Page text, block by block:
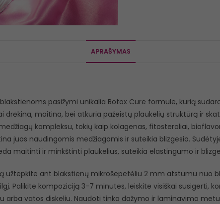
APRAŠYMAS
pasižymi unikalia Botox Cure formule, kurią
drėkina, maitina, bei atkuria pažeistų plaukelių struktūrą ir
kompleksu, tokių kaip kolagenas, fitosteroliai,
juos naudingomis medžiagomis ir suteikia blizgesio.
maitinti ir minkštinti plaukelius, suteikia elastingumo ir
užtepkite ant blakstienų mikrošepetėliu 2 mm atstumu nuo
Palikite kompoziciją 3-7 minutes, leiskite visiškai susigerti,
arba vatos diskeliu. Naudoti tinka dažymo ir laminavimo